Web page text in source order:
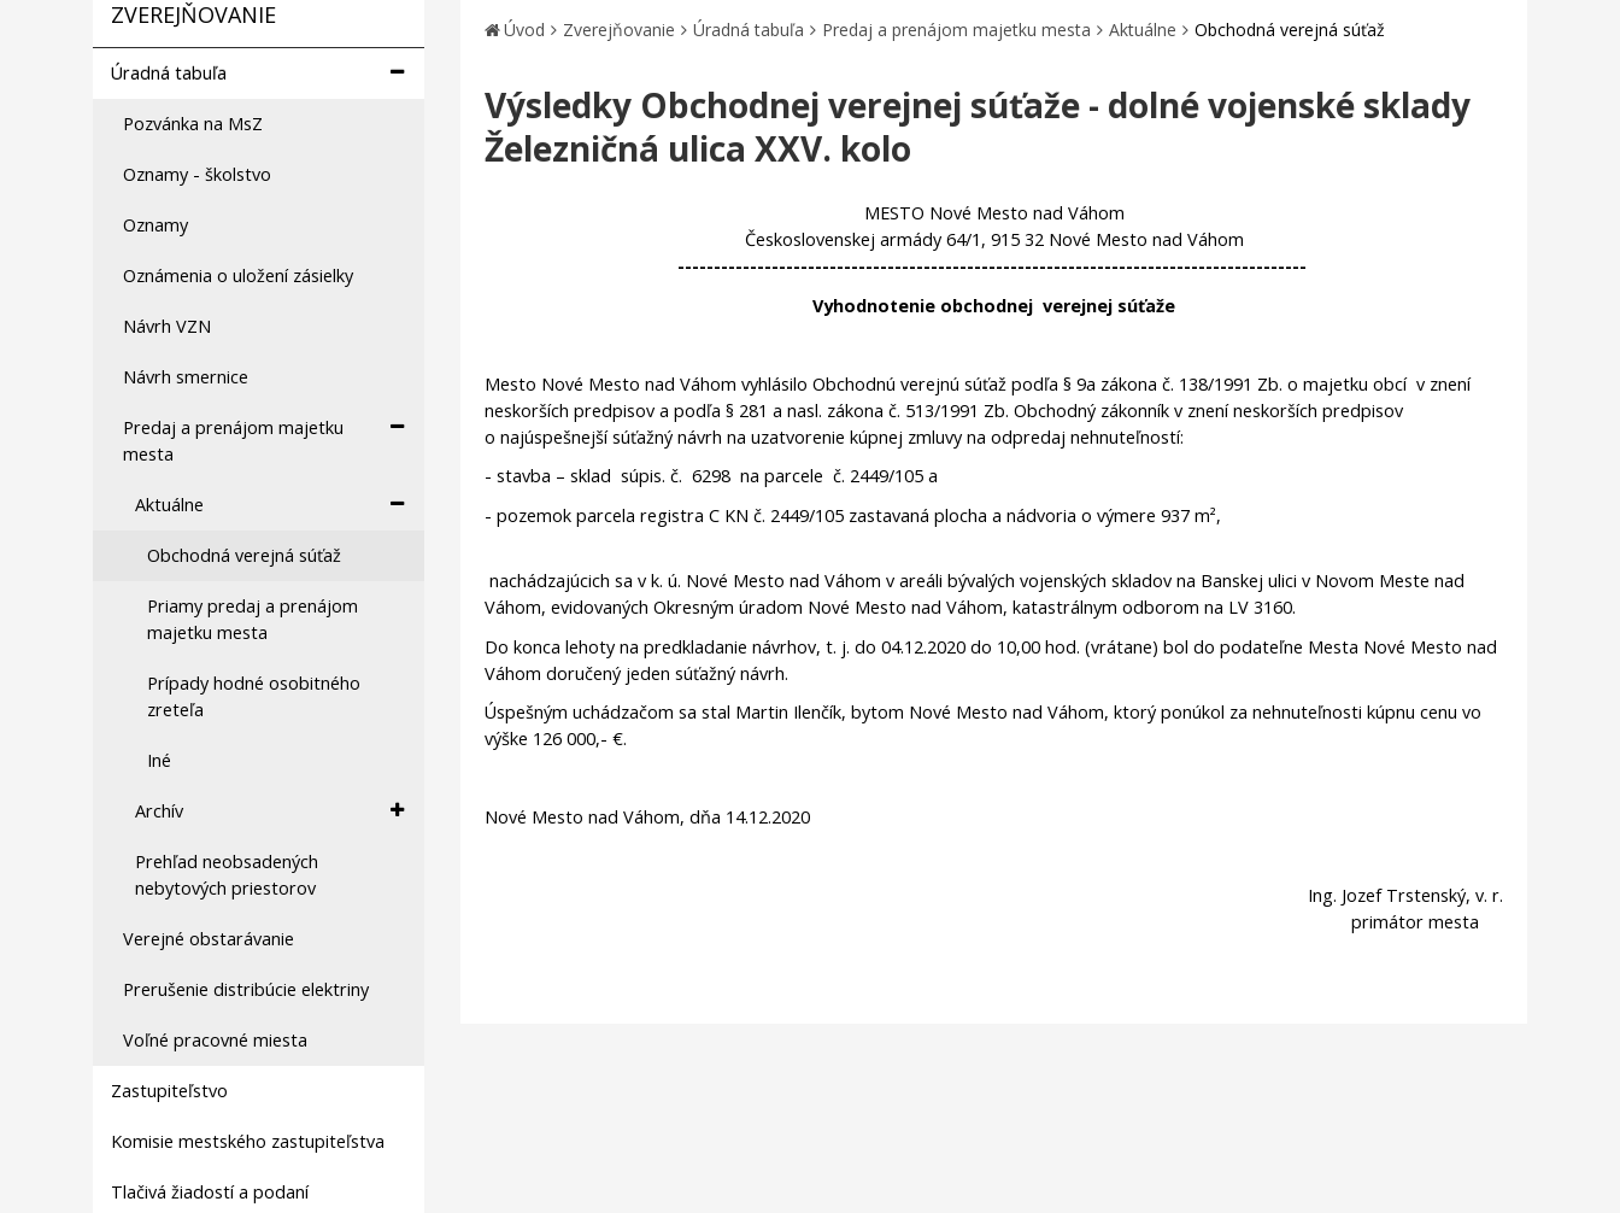
ZVEREJŇOVANIE
Úradná tabuľa
Pozvánka na MsZ
Oznamy - školstvo
Oznamy
Oznámenia o uložení zásielky
Návrh VZN
Návrh smernice
Predaj a prenájom majetku
mesta
Aktuálne
Obchodná verejná súťaž
Priamy predaj a prenájom
majetku mesta
Prípady hodné osobitného
zreteľa
Iné
Archív
Prehľad neobsadených
nebytových priestorov
Verejné obstarávanie
Prerušenie distribúcie elektriny
Voľné pracovné miesta
Zastupiteľstvo
Komisie mestského zastupiteľstva
Tlačivá žiadostí a podaní
Úvod Zverejňovanie Úradná tabuľa Predaj a prenájom majetku mesta Aktuálne Obchodná verejná súťaž
Výsledky Obchodnej verejnej súťaže - dolné vojenské sklady
Železničná ulica XXV. kolo
MESTO Nové Mesto nad Váhom
Československej armády 64/1, 915 32 Nové Mesto nad Váhom
---------------------------------------------------------------------------------------
Vyhodnotenie obchodnej verejnej súťaže
Mesto Nové Mesto nad Váhom vyhlásilo Obchodnú verejnú súťaž podľa § 9a zákona č. 138/1991 Zb. o majetku obcí v znení
neskorších predpisov a podľa § 281 a nasl. zákona č. 513/1991 Zb. Obchodný zákonník v znení neskorších predpisov
o najúspešnejší súťažný návrh na uzatvorenie kúpnej zmluvy na odpredaj nehnuteľností:
- stavba – sklad súpis. č. 6298 na parcele č. 2449/105 a
- pozemok parcela registra C KN č. 2449/105 zastavaná plocha a nádvoria o výmere 937 m²,
nachádzajúcich sa v k. ú. Nové Mesto nad Váhom v areáli bývalých vojenských skladov na Banskej ulici v Novom Meste nad
Váhom, evidovaných Okresným úradom Nové Mesto nad Váhom, katastrálnym odborom na LV 3160.
Do konca lehoty na predkladanie návrhov, t. j. do 04.12.2020 do 10,00 hod. (vrátane) bol do podateľne Mesta Nové Mesto nad
Váhom doručený jeden súťažný návrh.
Úspešným uchádzačom sa stal Martin Ilenčík, bytom Nové Mesto nad Váhom, ktorý ponúkol za nehnuteľnosti kúpnu cenu vo
výške 126 000,- €.
Nové Mesto nad Váhom, dňa 14.12.2020
Ing. Jozef Trstenský, v. r.
primátor mesta